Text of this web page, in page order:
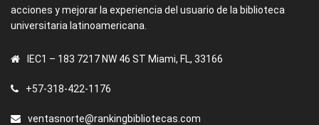
acciones y mejorar la experiencia del usuario de la biblioteca
universitaria latinoamericana.
IEC1 – 183 7217 NW 46 ST Miami, FL, 33166
+57-318-422-1176
ventasnorte@rankingbibliotecas.com